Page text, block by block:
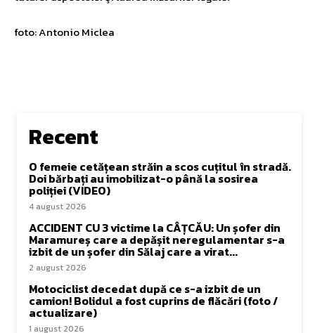
foto: Antonio Miclea
Recent
O femeie cetățean străin a scos cuțitul în stradă.
Doi bărbați au imobilizat-o până la sosirea
poliției (VIDEO)
4 august 2026
ACCIDENT CU 3 victime la CÂȚCĂU: Un șofer din
Maramureș care a depășit neregulamentar s-a
izbit de un șofer din Sălaj care a virat...
2 august 2026
Motociclist decedat după ce s-a izbit de un
camion! Bolidul a fost cuprins de flăcări (foto /
actualizare)
1 august 2026